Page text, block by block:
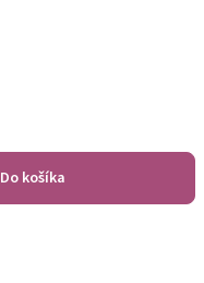
Do košíka